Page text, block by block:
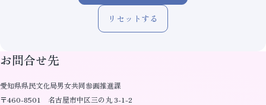
リセットする
お問合せ先
愛知県県民文化局男女共同参画推進課
〒460-8501 名古屋市中区三の丸 3-1-2